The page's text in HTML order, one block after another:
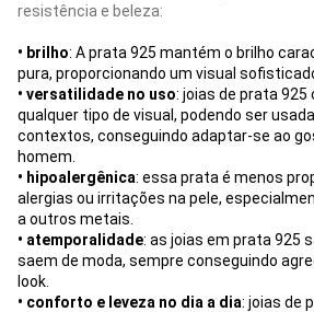
resistência e beleza:
• brilho: A prata 925 mantém o brilho
pura, proporcionando um visual
• versatilidade no uso: joias de prata
qualquer tipo de visual, podendo ser
contextos, conseguindo adaptar-se ao
homem.
• hipoalergênica: essa prata é menos
alergias ou irritações na pele,
a outros metais.
• atemporalidade: as joias em prata 925
saem de moda, sempre conseguindo
look.
• conforto e leveza no dia a dia: joias de